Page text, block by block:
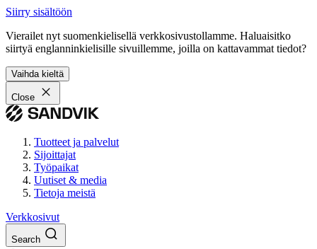
Siirry sisältöön
Vierailet nyt suomenkielisellä verkkosivustollamme. Haluaisitko
siirtyä englanninkielisille sivuillemme, joilla on kattavammat tiedot?
Vaihda kieltä
Close
Tuotteet ja palvelut
Sijoittajat
Työpaikat
Uutiset & media
Tietoja meistä
Verkkosivut
Search